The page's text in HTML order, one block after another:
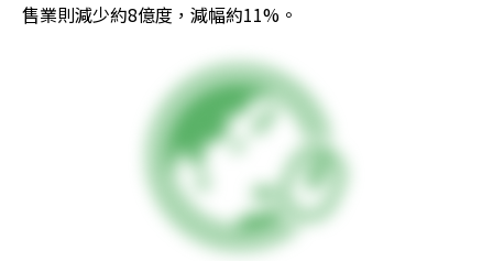
售業則減少約8億度，減幅約11%。